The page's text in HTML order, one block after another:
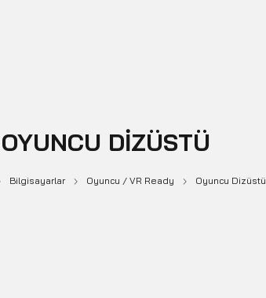
OYUNCU DIZÜSTÜ
Bilgisayarlar Oyuncu / VR Ready Oyuncu Dizüstü